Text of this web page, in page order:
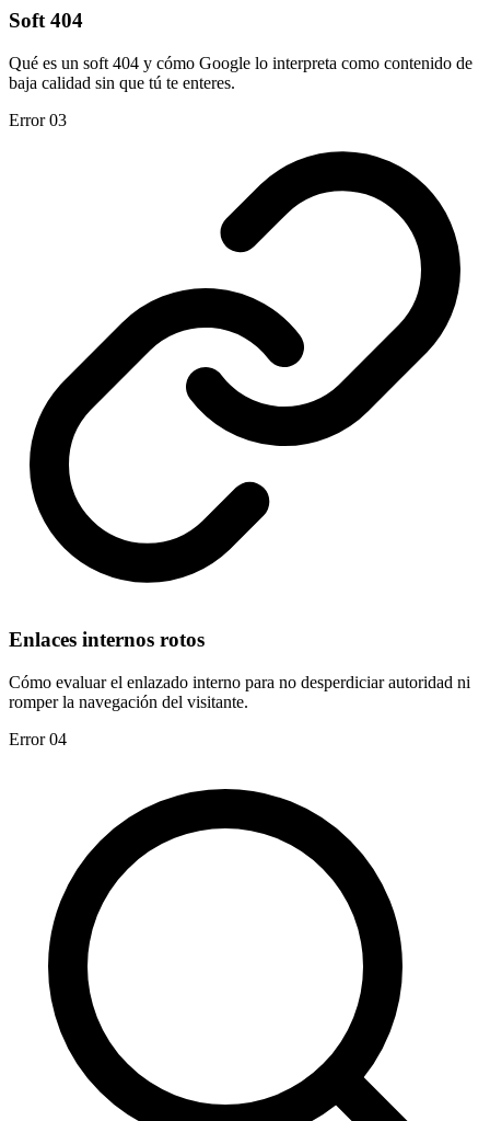
Soft 404
Qué es un soft 404 y cómo Google lo interpreta como contenido de
baja calidad sin que tú te enteres.
Error 03
Enlaces internos rotos
Cómo evaluar el enlazado interno para no desperdiciar autoridad ni
romper la navegación del visitante.
Error 04